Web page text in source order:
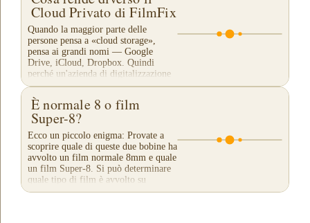
Cloud Privato di FilmFix
Quando la maggior parte delle
persone pensa a «cloud storage»,
pensa ai grandi nomi — Google
Drive, iCloud, Dropbox. Quindi
perché un'azienda di digitalizzazione
di film dovrebbe offrire il...
È normale 8 o film
Super-8?
Ecco un piccolo enigma: Provate a
scoprire quale di queste due bobine ha
avvolto un film normale 8mm e quale
un film Super-8. Si può determinare
quale tipo di film è avvolto su
ciascuna di...